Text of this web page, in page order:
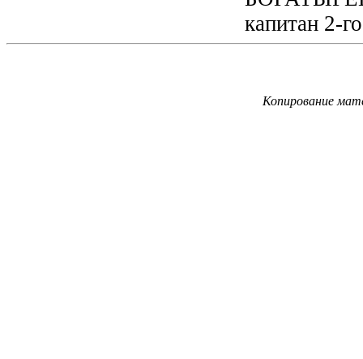
капитан 2-
Копирование